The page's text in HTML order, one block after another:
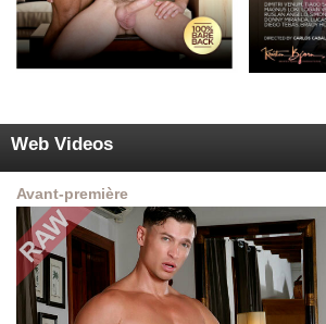
Web Videos
Avant-première